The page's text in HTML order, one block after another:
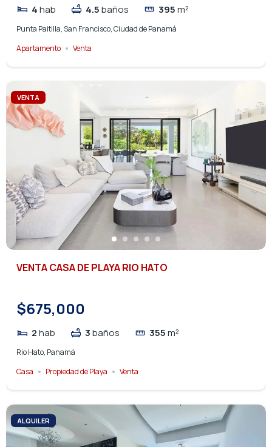
4hab 4.5baños 395m²
Punta Paitilla, San Francisco, Ciudad de Panamá
Apartamento
Venta
VENTA
VENTA CASA DE PLAYA RIO HATO
$675,000
2hab 3baños 355m²
Rio Hato, Panamá
Casa
Propiedad de Playa Venta
ALQUILER